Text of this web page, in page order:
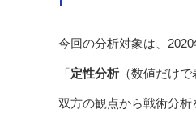
今回の分析対象は、
「定性分析 （数値だけ
双方の観点から戦術分析